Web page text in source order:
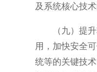
及系统核心技
（九）提
用，加快安全
统等的关键技